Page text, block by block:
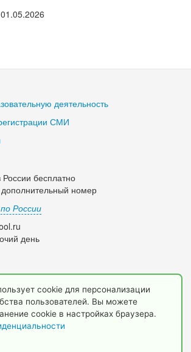
деятельность
СМИ
бесплатно
номер
России
день
МетаШкола, www.metaschool.ru
cookie для персонализации
пользователей. Вы можете
cookie в настройках браузера.